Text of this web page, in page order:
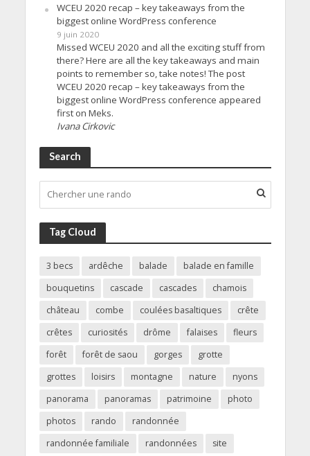
WCEU 2020 recap – key takeaways from the
biggest online WordPress conference
9 juin 2020
Missed WCEU 2020 and all the exciting stuff from
there? Here are all the key takeaways and main
points to remember so, take notes! The post
WCEU 2020 recap – key takeaways from the
biggest online WordPress conference appeared
first on Meks.
Ivana Cirkovic
Search
Tag Cloud
3 becs ardêche balade
balade en famille
bouquetins
cascade cascades
chamois
château
combe coulées basaltiques
crête
crêtes
curiosités drôme falaises
fleurs
forêt
forêt de saou gorges
grotte
grottes
loisirs montagne nature
nyons
panorama
panoramas patrimoine
photo
photos
rando
randonnée
randonnée familiale
randonnées
site